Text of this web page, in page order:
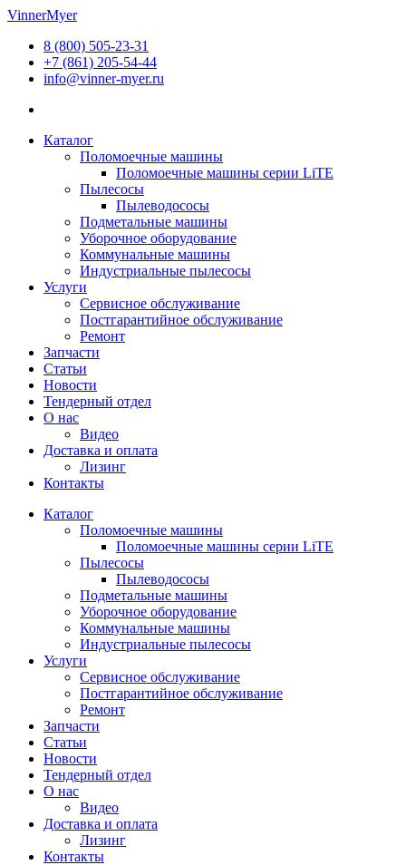
Перейти
содержимому
VinnerMyer
8 (800) 505-23-31
+7 (861) 205-54-44
info@vinner-myer.ru
Каталог
Поломоечные машины
Поломоечные машины серии LiTE
Пылесосы
Пылеводососы
Подметальные машины
Уборочное оборудование
Коммунальные машины
Индустриальные пылесосы
Услуги
Сервисное обслуживание
Постгарантийное обслуживание
Ремонт
Запчасти
Статьи
Новости
Тендерный отдел
О нас
Видео
Доставка и оплата
Лизинг
Контакты
Каталог
Поломоечные машины
Поломоечные машины серии LiTE
Пылесосы
Пылеводососы
Подметальные машины
Уборочное оборудование
Коммунальные машины
Индустриальные пылесосы
Услуги
Сервисное обслуживание
Постгарантийное обслуживание
Ремонт
Запчасти
Статьи
Новости
Тендерный отдел
О нас
Видео
Доставка и оплата
Лизинг
Контакты